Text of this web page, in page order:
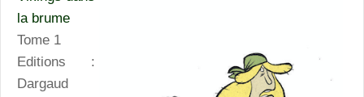
la brume
Tome 1
Editions :
Dargaud